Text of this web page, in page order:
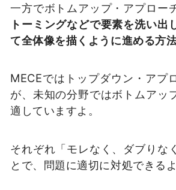
一方でボトムアップ・アプロー
トーミングなどで要素を洗い出
て全体像を描くように進める方
MECEではトップダウン・アプ
が、未知の分野ではボトムアッ
適していますよ。
それぞれ「モレなく、ダブりな
とで、問題に適切に対処できる